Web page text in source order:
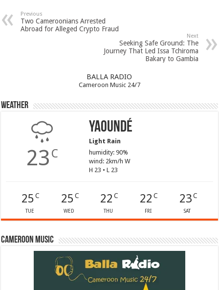
Previous
Two Cameroonians Arrested
Abroad for Alleged Crypto Fraud
Next
Seeking Safe Ground: The
Journey That Led Issa Tchiroma
Bakary to Gambia
BALLA RADIO
Cameroon Music 24/7
Weather
23 C
Yaoundé
Light Rain
humidity: 90%
wind: 2km/h W
H 23 • L 23
25C
TUE
25C
WED
22 C
THU
22 C
FRI
23C
SAT
Cameroon Music